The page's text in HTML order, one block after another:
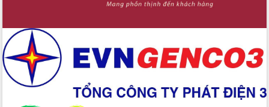
Xây dựng nông thôn mới: Nâng cao đời
thực
Quyết liệt tháo gỡ vướng mắc, đẩy
nhanh tiến độ các dự án trọng điểm
trong Khu kinh tế Nam Phú Yên
Hòn Yến phát triển du lịch gắn với bảo